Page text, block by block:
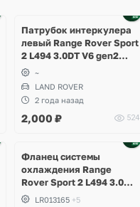
Патрубок интеркулера
левый Range Rover Sport
2 L494 3.0DT V6 gen2
Twin-turbo
~
LAND ROVER
2 года назад
2,000 ₽ 524
Фланец системы
охлаждения Range
Rover Sport 2 L494 3.0DT
V6 gen2 Twin-turbo
LR013165 +5